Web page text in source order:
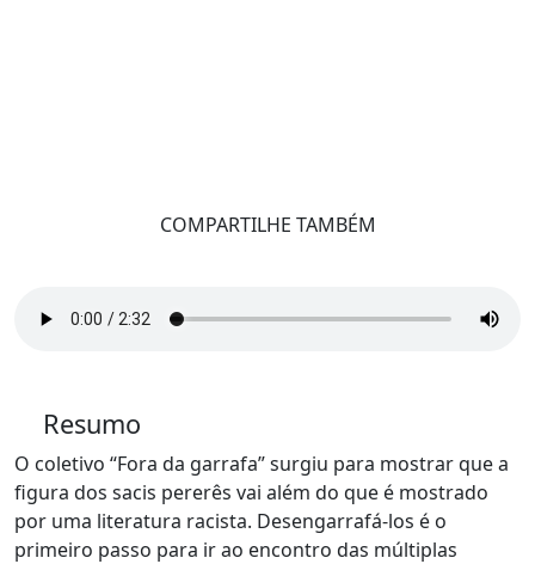
COMPARTILHE TAMBÉM
Resumo
O coletivo “Fora da garrafa” surgiu para mostrar que a
figura dos sacis pererês vai além do que é mostrado
por uma literatura racista. Desengarrafá-los é o
primeiro passo para ir ao encontro das múltiplas